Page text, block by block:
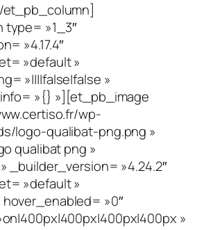
»1_3″
»4.17.4″
»default »
»||||false|false »
»{} »][et_pb_image
wp-
logo-qualibat-png.png »
qualibat png »
_builder_version= »4.24.2″
»default »
»0″
»